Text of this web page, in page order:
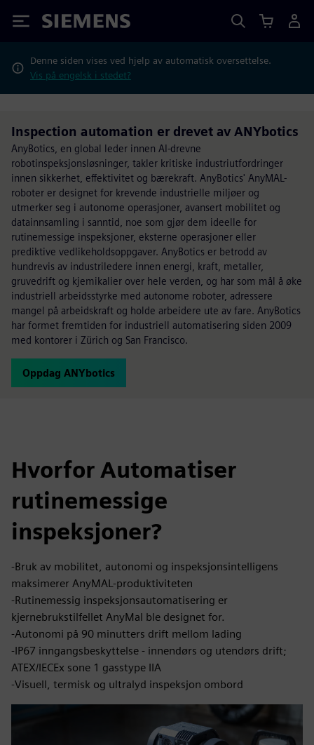
Siemens
Denne siden vises ved hjelp av automatisk oversettelse.
Vis på engelsk i stedet?
Inspection automation er drevet av ANYbotics
AnyBotics, en global leder innen AI-drevne
robotinspeksjonsløsninger, takler kritiske industriutfordringer
innen sikkerhet, effektivitet og bærekraft. AnyBotics' AnyMAL-
roboter er designet for krevende industrielle miljøer og
utmerker seg i autonome operasjoner, avansert mobilitet og
datainnsamling i sanntid, noe som gjør dem ideelle for
rutinemessige inspeksjoner, eksterne operasjoner eller
prediktive vedlikeholdsoppgaver. AnyBotics er betrodd av
hundrevis av industriledere innen energi, kraft, metaller,
gruvedrift og kjemikalier over hele verden, og har som mål å øke
industriell arbeidsstyrke med autonome roboter, adressere
mangel på arbeidskraft og holde arbeidere ute av fare. AnyBotics
har formet fremtiden for industriell automatisering siden 2009
med kontorer i Zürich og San Francisco.
Oppdag ANYbotics
Hvorfor Automatiser
rutinemessige
inspeksjoner?
-Bruk av mobilitet, autonomi og inspeksjonsintelligens
maksimerer AnyMAL-produktiviteten
-Rutinemessig inspeksjonsautomatisering er
kjernebrukstilfellet AnyMal ble designet for.
-Autonomi på 90 minutters drift mellom lading
-IP67 inngangsbeskyttelse - innendørs og utendørs drift;
ATEX/IECEx sone 1 gasstype IIA
-Visuell, termisk og ultralyd inspeksjon ombord